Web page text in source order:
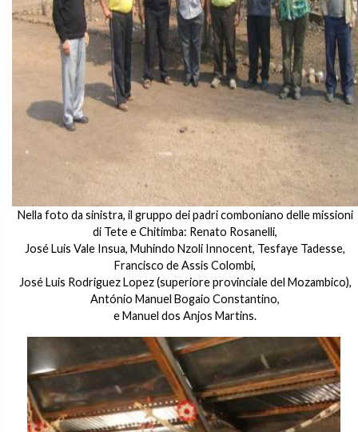
Nella foto da sinistra, il gruppo dei padri comboniano delle missioni
di Tete e Chitimba: Renato Rosanelli,
José Luis Vale Insua, Muhindo Nzoli Innocent, Tesfaye Tadesse,
Francisco de Assis Colombi,
José Luis Rodriguez Lopez (superiore provinciale del Mozambico),
António Manuel Bogaio Constantino,
e Manuel dos Anjos Martins.